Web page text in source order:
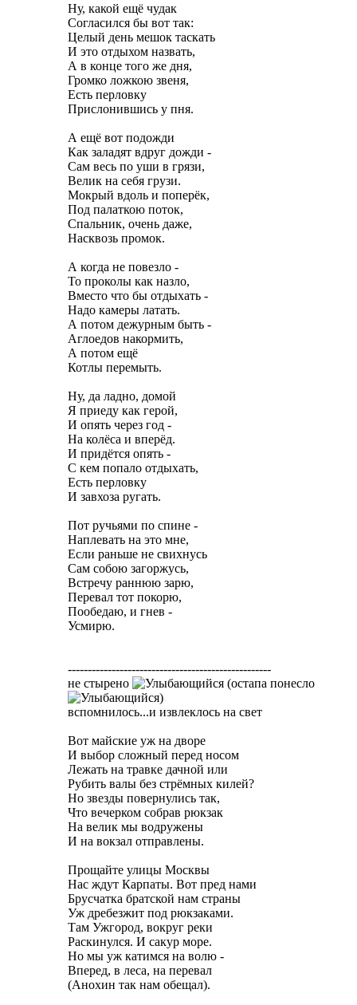
Ну, какой ещё чудак
Согласился бы вот так:
Целый день мешок таскать
И это отдыхом назвать,
А в конце того же дня,
Громко ложкою звеня,
Есть перловку
Прислонившись у пня.
А ещё вот подожди
Как заладят вдруг дожди -
Сам весь по уши в грязи,
Велик на себя грузи.
Мокрый вдоль и поперёк,
Под палаткою поток,
Спальник, очень даже,
Насквозь промок.
А когда не повезло -
То проколы как назло,
Вместо что бы отдыхать -
Надо камеры латать.
А потом дежурным быть -
Аглоедов накормить,
А потом ещё
Котлы перемыть.
Ну, да ладно, домой
Я приеду как герой,
И опять через год -
На колёса и вперёд.
И придётся опять -
С кем попало отдыхать,
Есть перловку
И завхоза ругать.
Пот ручьями по спине -
Наплевать на это мне,
Если раньше не свихнусь
Сам собою загоржусь,
Встречу раннюю зарю,
Перевал тот покорю,
Пообедаю, и гнев -
Усмирю.
---------------------------------------------------
не стырено
(остапа понесло
)
вспомнилось...и извлеклось на свет
Вот майские уж на дворе
И выбор сложный перед носом
Лежать на травке дачной или
Рубить валы без стрёмных килей?
Но звезды повернулись так,
Что вечерком собрав рюкзак
На велик мы водружены
И на вокзал отправлены.
Прощайте улицы Москвы
Нас ждут Карпаты. Вот пред нами
Брусчатка братской нам страны
Уж дребезжит под рюкзаками.
Там Ужгород, вокруг реки
Раскинулся. И сакур море.
Но мы уж катимся на волю -
Вперед, в леса, на перевал
(Анохин так нам обещал).